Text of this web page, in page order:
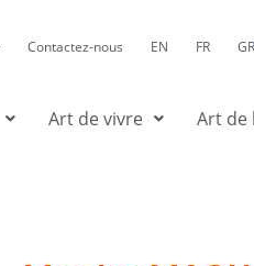
Contactez-nous EN FR GR
Art de vivre Art de